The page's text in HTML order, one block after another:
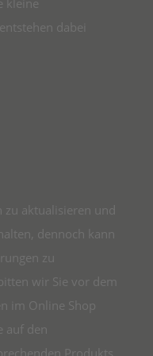
kleine
dabei
zu aktualisieren und
dennoch kann
zu
wir Sie vor dem
im Online Shop
auf den
Produkts